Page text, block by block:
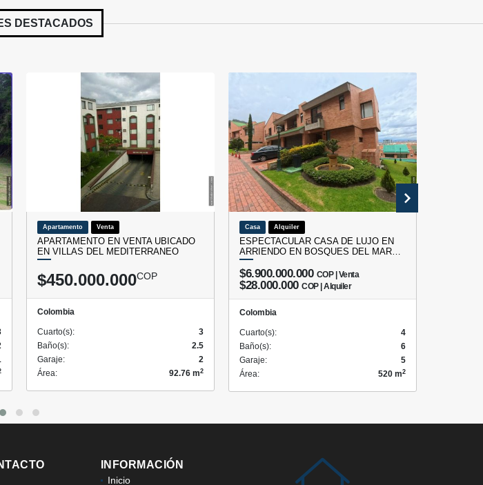
DESTACADOS
Apartamento Venta
APARTAMENTO EN VENTA UBICADO
EN VILLAS DEL MEDITERRANEO
$450.000.000COP
Colombia
Cuarto(s):
3
Baño(s):
2.5
Garaje:
2
Área:
92.76 m2
Casa Alquiler
ESPECTACULAR CASA DE LUJO EN
ARRIENDO EN BOSQUES DEL MAR…
$6.900.000.000 COP | Venta
$28.000.000 COP | Alquiler
Colombia
Cuarto(s):
4
Baño(s):
6
Garaje:
5
Área:
520 m2
INFORMACIÓN
Inicio